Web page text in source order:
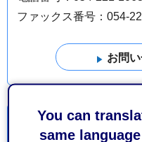
You can
same
ファックス番号：054-
より良いウェブサイ
見をお聞かせください